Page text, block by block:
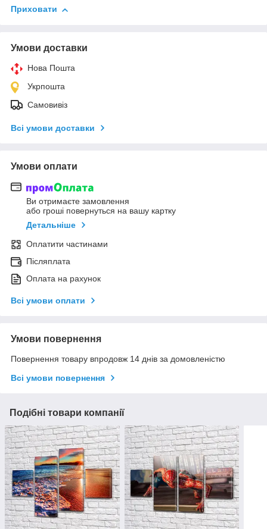
Приховати
Умови доставки
Нова Пошта
Укрпошта
Самовивіз
Всі умови доставки
Умови оплати
Ви отримаєте замовлення
або гроші повернуться на вашу картку
Детальніше
Оплатити частинами
Післяплата
Оплата на рахунок
Всі умови оплати
Умови повернення
Повернення товару впродовж 14 днів за домовленістю
Всі умови повернення
Подібні товари компанії